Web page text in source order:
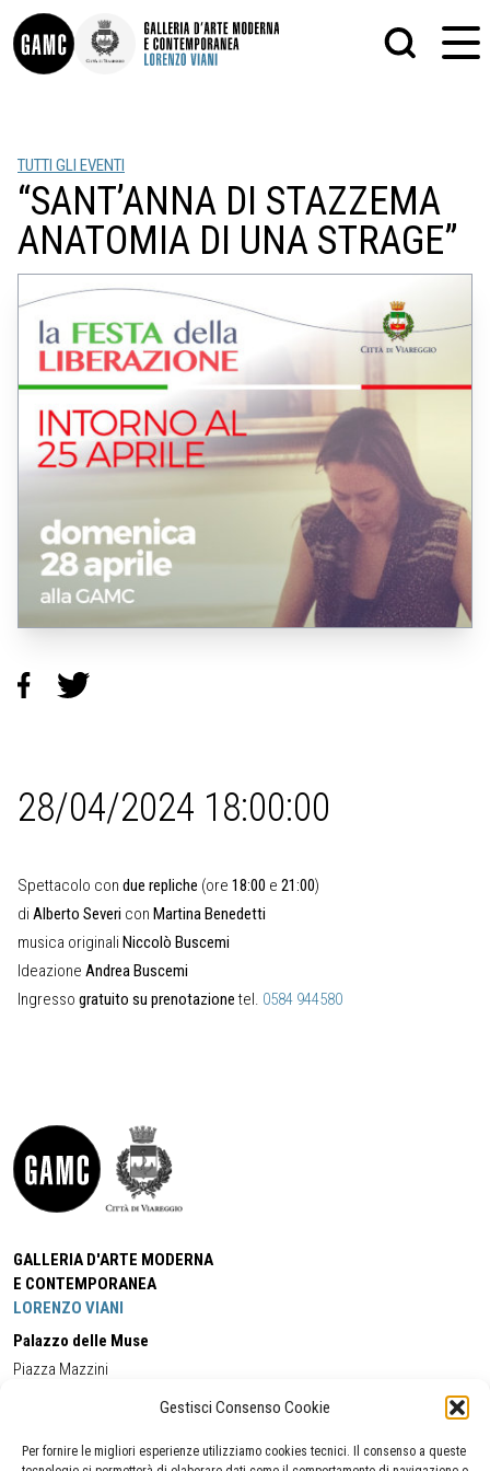
Gestisci Consenso Cookie
Per fornire le migliori esperienze utilizziamo cookies tecnici. Il consenso a queste
INFO
CONTATTI
DIDATTICA
SHOP
GLI AUTORI
MOSTRE
EVENTI
PALAZZO DELLE MUSE
SCULTURA
STAMPA
ALTRO
TUTTI GLI EVENTI
“SANT’ANNA DI STAZZEMA
ANATOMIA DI UNA STRAGE”
28/04/2024 18:00:00
Spettacolo con due repliche (ore 18:00 e 21:00)
di Alberto Severi con Martina Benedetti
musica originali Niccolò Buscemi
Ideazione Andrea Buscemi
Ingresso gratuito su prenotazionetel. 0584 944580
GALLERIA D'ARTE MODERNA
E CONTEMPORANEA
LORENZO VIANI
Palazzo delle Muse
Piazza Mazzini
Cell:+39 338 5714978 (orario apertura Galleria)
Tel:
+39 0584 944580
(orario 09.00/13.00)
Email:gamc@comune.viareggio.lu.it